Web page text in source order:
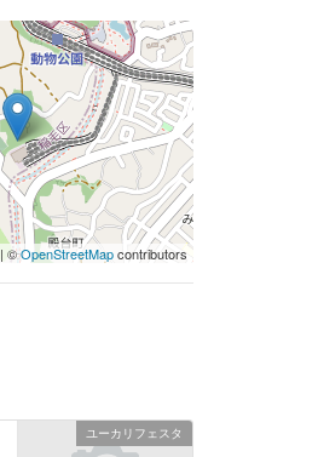
| ©OpenStreetMapcontributors
ユーカリフェスタ